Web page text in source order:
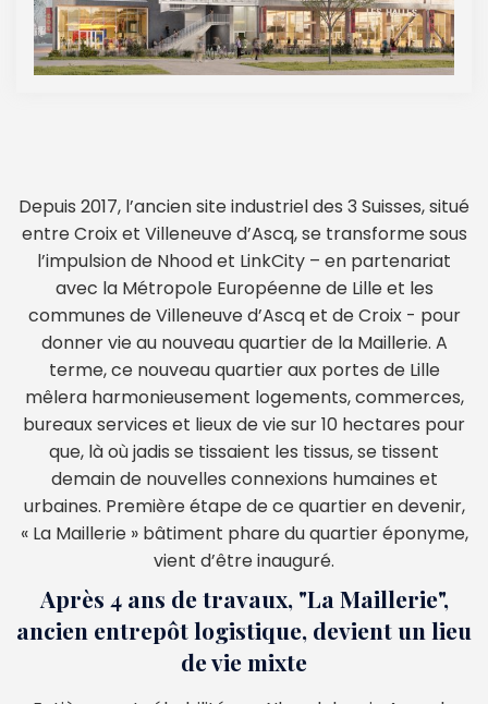
Depuis 2017, l’ancien site industriel des 3 Suisses, situé
entre Croix et Villeneuve d’Ascq, se transforme sous
l’impulsion de Nhood et LinkCity – en partenariat
avec la Métropole Européenne de Lille et les
communes de Villeneuve d’Ascq et de Croix - pour
donner vie au nouveau quartier de la Maillerie. A
terme, ce nouveau quartier aux portes de Lille
mêlera harmonieusement logements, commerces,
bureaux services et lieux de vie sur 10 hectares pour
que, là où jadis se tissaient les tissus, se tissent
demain de nouvelles connexions humaines et
urbaines. Première étape de ce quartier en devenir,
« La Maillerie » bâtiment phare du quartier éponyme,
vient d’être inauguré.
Après 4 ans de travaux, "La Maillerie",
ancien entrepôt logistique, devient un lieu
de vie mixte